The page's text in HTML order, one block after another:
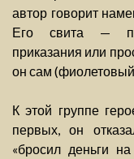
автор говорит
Его свита —
приказания или
он сам
К этой группе
первых, он
«бросил деньги